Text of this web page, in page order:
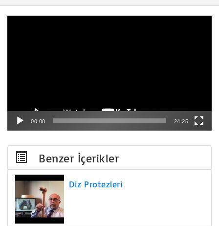
00:00 24:25
Benzer İçerikler
Diz Protezleri